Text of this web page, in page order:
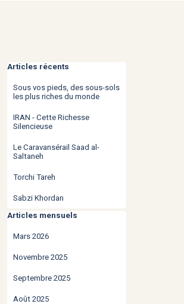
Sauter le bloc Articles récents
Articles récents
Sous vos pieds, des sous-sols
les plus riches du monde
IRAN - Cette Richesse
Silencieuse
Le Caravansérail Saad al-
Saltaneh
Torchi Tareh
Sabzi Khordan
Sauter le bloc Articles mensuels
Articles mensuels
Mars 2026
Novembre 2025
Septembre 2025
Août 2025